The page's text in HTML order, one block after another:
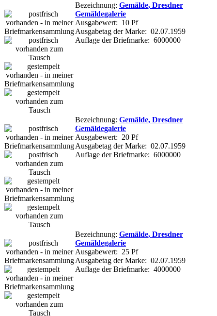
Bezeichnung: Gemälde, Dresdner
Gemäldegalerie
Ausgabewert: 10 Pf
Ausgabetag der Marke: 02.07.1959
Auflage der Briefmarke: 6000000
Bezeichnung: Gemälde, Dresdner
Gemäldegalerie
Ausgabewert: 20 Pf
Ausgabetag der Marke: 02.07.1959
Auflage der Briefmarke: 6000000
Bezeichnung: Gemälde, Dresdner
Gemäldegalerie
Ausgabewert: 25 Pf
Ausgabetag der Marke: 02.07.1959
Auflage der Briefmarke: 4000000